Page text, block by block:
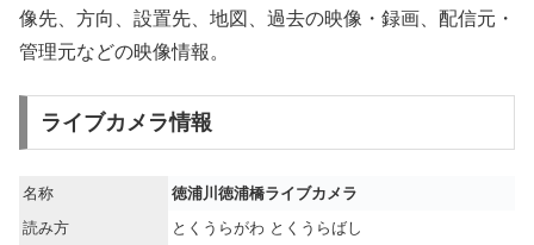
像先、方向、設置先、地図、過去の映像・録画、配信元・
管理元などの映像情報。
ライブカメラ情報
名称
徳浦川徳浦橋ライブカメラ
読み方
とくうらがわ とくうらばし